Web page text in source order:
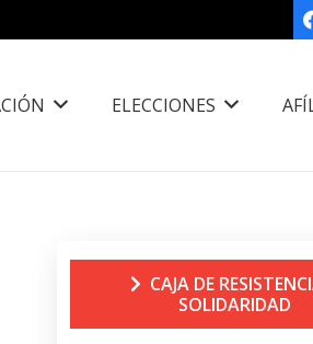
ELECCIONES
CAJA DE
SOLIDARIDAD